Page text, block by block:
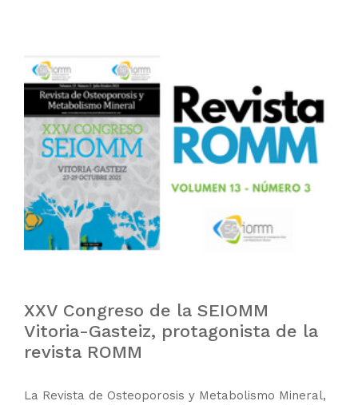
XXV Congreso de la SEIOMM
Vitoria-Gasteiz, protagonista de la
revista ROMM
La Revista de Osteoporosis y Metabolismo Mineral,